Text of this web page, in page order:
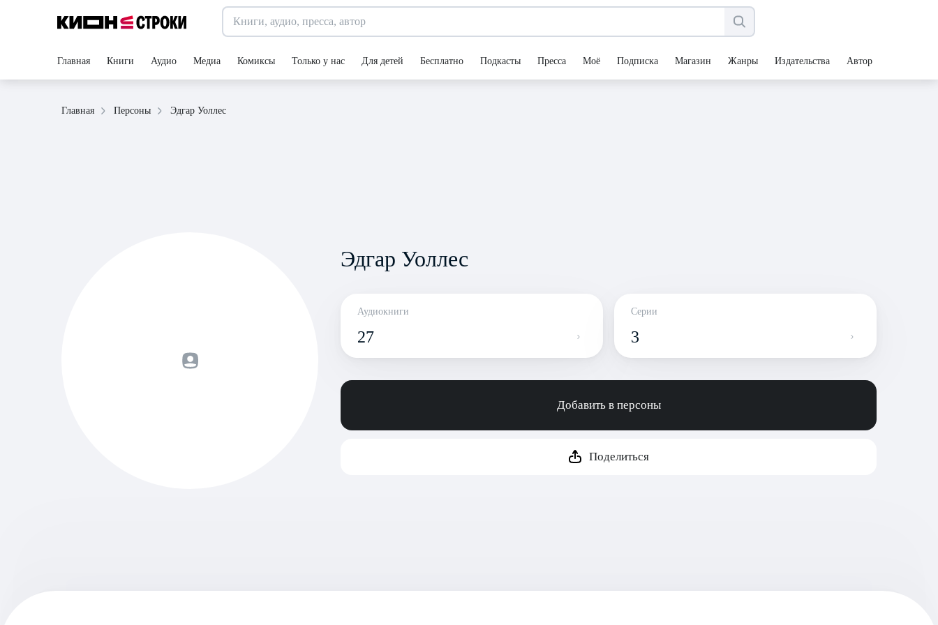
Главная Книги Аудио Медиа Комиксы Только у нас Для детей Бесплатно Подкасты Пресса Моё Подписка Магазин Жанры Издательства Авторы
Главная Персоны Эдгар Уоллес
Эдгар Уоллес
Аудиокниги
27
Серии
3
Добавить в персоны
Поделиться